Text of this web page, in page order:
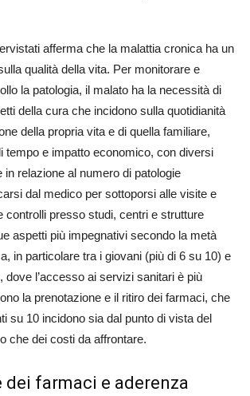
afferma che la malattia cronica ha un
qualità della vita. Per monitorare e
la patologia, il malato ha la necessità di
della cura che incidono sulla quotidianità
della propria vita e di quella familiare,
tempo e impatto economico, con diversi
in relazione al numero di patologie
dal medico per sottoporsi alle visite e
controlli presso studi, centri e strutture
aspetti più impegnativi secondo la metà
in particolare tra i giovani (più di 6 su 10) e
dove l’accesso ai servizi sanitari è più
la prenotazione e il ritiro dei farmaci, che
su 10 incidono sia dal punto di vista del
che dei costi da affrontare.
dei farmaci e aderenza